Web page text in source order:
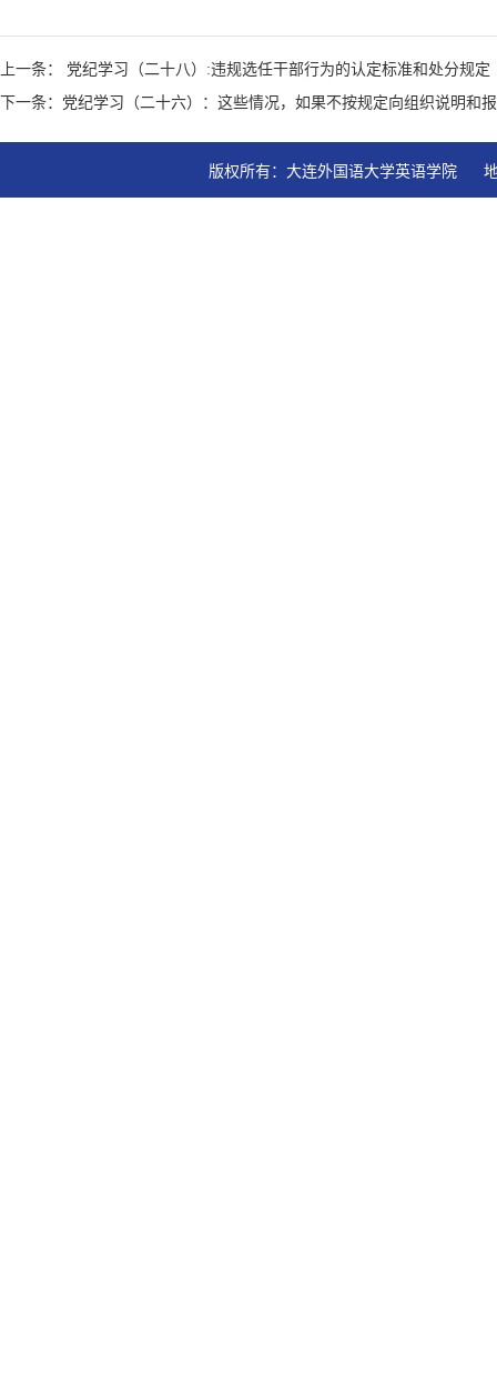
上一条： 党纪学习（二十八）:违规选任干部行为的认定标准和处分规定
下一条：党纪学习（二十六）：这些情况，如果不按规定向组织说明和
版权所有：大连外国语大学英语学院